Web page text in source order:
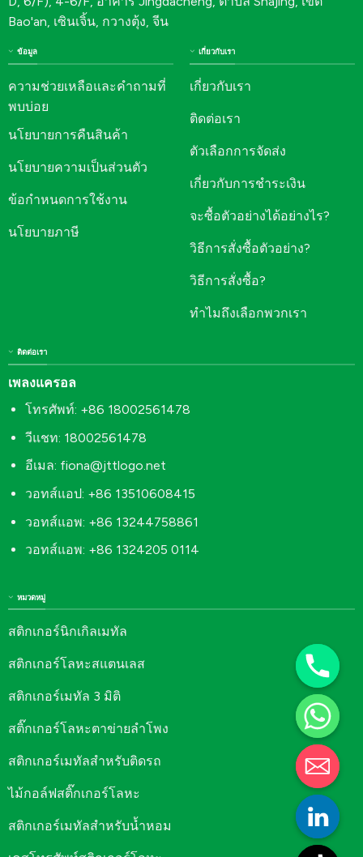
Bao'an, เซินเจิ้น, กวางตุ้ง, จีน
ข้อมูล
ความช่วยเหลือและคำถามที่
พบบ่อย
นโยบายการคืนสินค้า
นโยบายความเป็นส่วนตัว
ข้อกำหนดการใช้งาน
นโยบายภาษี
เกี่ยวกับเรา
เกี่ยวกับเรา
ติดต่อเรา
ตัวเลือกการจัดส่ง
เกี่ยวกับการชำระเงิน
จะซื้อตัวอย่างได้อย่างไร?
วิธีการสั่งซื้อตัวอย่าง?
วิธีการสั่งซื้อ?
ทำไมถึงเลือกพวกเรา
หมวดหมู่
สติกเกอร์นิกเกิลเมทัล
สติกเกอร์โลหะสแตนเลส
สติกเกอร์เมทัล 3 มิติ
สติ๊กเกอร์โลหะตาข่ายลำโพง
สติกเกอร์เมทัลสำหรับติดรถ
ไม้กอล์ฟสติ๊กเกอร์โลหะ
สติกเกอร์เมทัลสำหรับน้ำหอม
ติดต่อเรา
เพลงแครอล
โทรศัพท์: +86 18002561478
วีแชท: 18002561478
อีเมล: fiona@jttlogo.net
วอทส์แอป: +86 13510608415
วอทส์แอพ: +86 13244758861
วอทส์แอพ: +86 1324205 0114